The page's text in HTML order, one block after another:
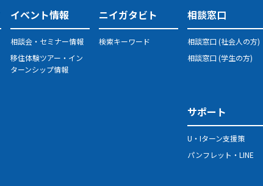
イベント情報
相談会・セミナー情報
移住体験ツアー・イン
ターンシップ情報
ニイガタビト
検索キーワード
相談窓口
相談窓口 (社会人の方)
相談窓口 (学生の方)
サポート
U・Iターン支援策
パンフレット・LINE